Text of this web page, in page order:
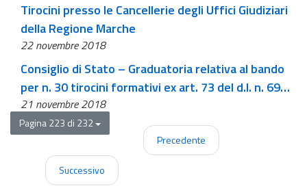
Tirocini presso le Cancellerie degli Uffici Giudiziari
della Regione Marche
22 novembre 2018
Consiglio di Stato – Graduatoria relativa al bando
per n. 30 tirocini formativi ex art. 73 del d.l. n. 69
del 2013
21 novembre 2018
Pagina 223 di 232
Precedente
Successivo